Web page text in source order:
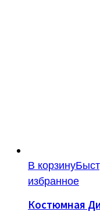
В корзину
избранное
Костюмная